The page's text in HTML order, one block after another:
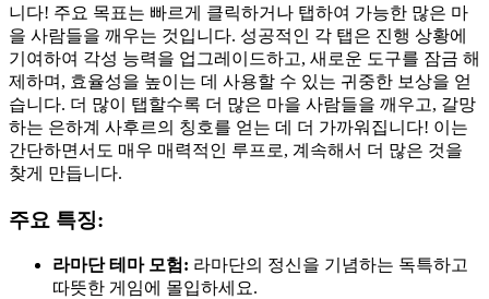
니다! 주요 목표는 빠르게 클릭하거나 탭하여 가능한 많은 마
을 사람들을 깨우는 것입니다. 성공적인 각 탭은 진행 상황에
기여하여 각성 능력을 업그레이드하고, 새로운 도구를 잠금 해
제하며, 효율성을 높이는 데 사용할 수 있는 귀중한 보상을 얻
습니다. 더 많이 탭할수록 더 많은 마을 사람들을 깨우고, 갈망
하는 은하계 사후르의 칭호를 얻는 데 더 가까워집니다! 이는
간단하면서도 매우 매력적인 루프로, 계속해서 더 많은 것을
찾게 만듭니다.
주요 특징:
라마단 테마 모험: 라마단의 정신을 기념하는 독특하고
따뜻한 게임에 몰입하세요.